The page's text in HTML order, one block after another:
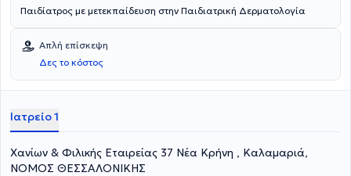
Παιδίατρος με μετεκπαίδευση στην Παιδιατρική Δερματολογία
Απλή επίσκεψη
Δες το κόστος
Ιατρείο 1
Χανίων & Φιλικής Εταιρείας 37 Νέα Κρήνη , Καλαμαριά,
ΝΟΜΟΣ ΘΕΣΣΑΛΟΝΙΚΗΣ